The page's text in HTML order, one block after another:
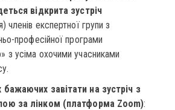
відкрита зустріч
членів експертної групи з
професійної програми
з усіма охочими учасниками
завітати на зустріч з
за лінком (платформа Zoom):